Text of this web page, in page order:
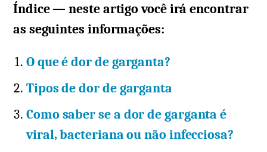
Índice — neste artigo você irá encontrar
as seguintes informações:
O que é dor de garganta?
Tipos de dor de garganta
Como saber se a dor de garganta é
viral, bacteriana ou não infecciosa?